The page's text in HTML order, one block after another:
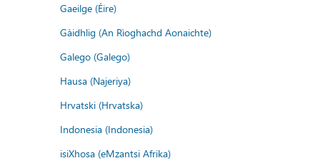
Gaeilge (Éire)
Gàidhlig (An Rìoghachd Aonaichte)
Galego (Galego)
Hausa (Najeriya)
Hrvatski (Hrvatska)
Indonesia (Indonesia)
isiXhosa (eMzantsi Afrika)